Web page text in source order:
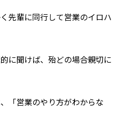
先輩に同行して営業のイロハ
に聞けば、殆どの場合親切に
「営業のやり方がわからな